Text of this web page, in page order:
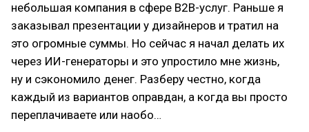
небольшая компания в сфере B2B-услуг. Раньше я
заказывал презентации у дизайнеров и тратил на
это огромные суммы. Но сейчас я начал делать их
через ИИ-генераторы и это упростило мне жизнь,
ну и сэкономило денег. Разберу честно, когда
каждый из вариантов оправдан, а когда вы просто
переплачиваете или наобо…